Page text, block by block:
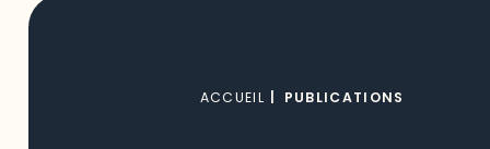
ACCUEIL PUBLICATIONS